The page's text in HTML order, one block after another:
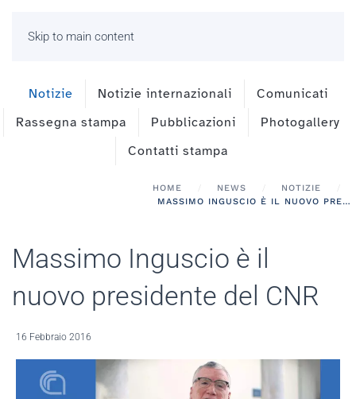
Skip to main content
Notizie Notizie internazionali
Comunicati
Rassegna stampa
Pubblicazioni
Photogallery
Contatti stampa
HOME NEWS
NOTIZIE
MASSIMO INGUSCIO È IL NUOVO PRESIDENTE DEL CNR
Massimo Inguscio è il
nuovo presidente del CNR
16 Febbraio 2016